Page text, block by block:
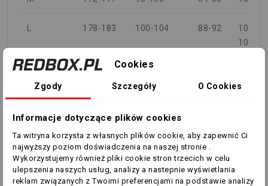
178-183 100-104 88-92
100-
104
XL 184-189
108
XXL 190-195 108-112
3XL 196-201 112-118
100-
106
Cookies
Zgody Szczegóły O Cookies
Informacje dotyczące plików cookies
Ta witryna korzysta z własnych plików cookie, aby zapewnić Ci
najwyższy poziom doświadczenia na naszej stronie .
Wykorzystujemy również pliki cookie stron trzecich w celu
ulepszenia naszych usług, analizy a nastepnie wyświetlania
reklam związanych z Twoimi preferencjami na podstawie analizy